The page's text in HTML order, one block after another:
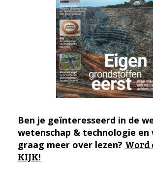
Ben je geïnteresseerd in de
wetenschap & technologie en
graag meer over lezen? Word
KIJK!